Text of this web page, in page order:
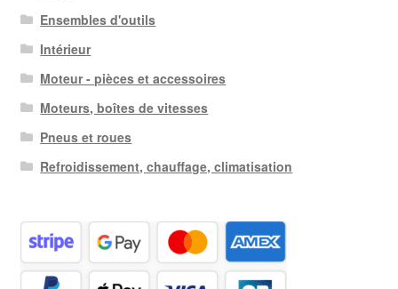
Ensembles d'outils
Intérieur
Moteur - pièces et accessoires
Moteurs, boîtes de vitesses
Pneus et roues
Refroidissement, chauffage, climatisation